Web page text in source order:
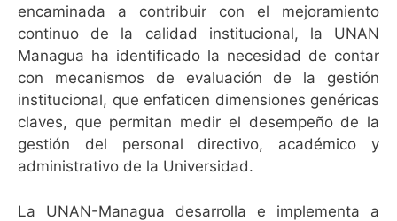
encaminada a contribuir con el mejoramiento
continuo de la calidad institucional, la UNAN
Managua ha identificado la necesidad de contar
con mecanismos de evaluación de la gestión
institucional, que enfaticen dimensiones genéricas
claves, que permitan medir el desempeño de la
gestión del personal directivo, académico y
administrativo de la Universidad.
La UNAN-Managua desarrolla e implementa a